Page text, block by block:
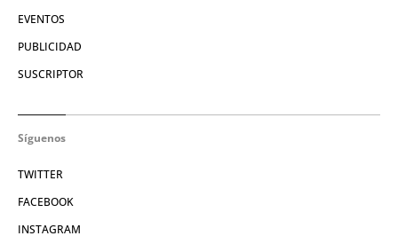
EVENTOS
PUBLICIDAD
SUSCRIPTOR
Síguenos
TWITTER
FACEBOOK
INSTAGRAM